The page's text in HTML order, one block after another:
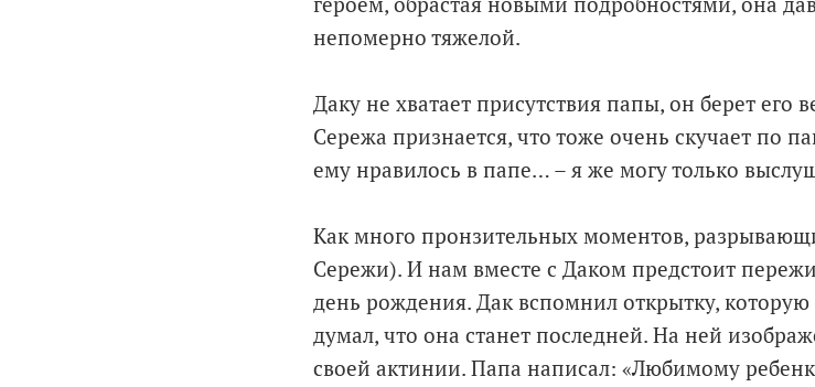
непомерно тяжелой.
Даку не хватает присутствия папы, он берет
Сережа признается, что тоже очень скучает по
ему нравилось в папе… – я же могу только
Как много пронзительных моментов,
Сережи). И нам вместе с Даком предстоит
день рождения. Дак вспомнил открытку,
думал, что она станет последней. На ней
своей актинии. Папа написал: «Любимому